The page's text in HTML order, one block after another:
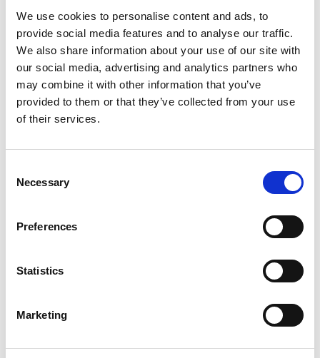
We use cookies to personalise content and ads, to
provide social media features and to analyse our traffic.
We also share information about your use of our site with
our social media, advertising and analytics partners who
may combine it with other information that you’ve
provided to them or that they’ve collected from your use
of their services.
Selection
Necessary
Preferences
Statistics
Marketing
Apprendre davantage
Services de finition de documents
Donnez fière allure à vos documents grâce à nos services de
Assemblage